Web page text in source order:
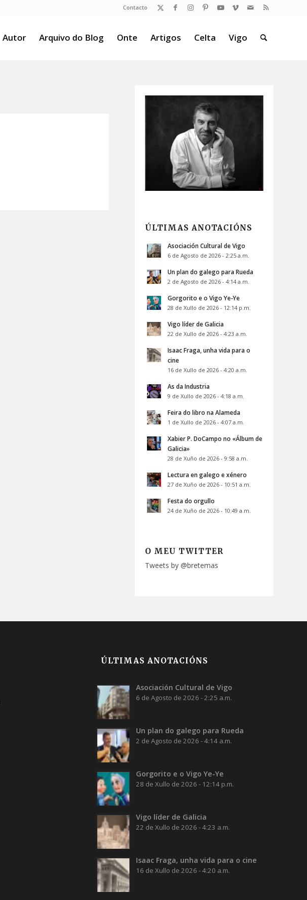
Contacto
Autor Arquivo do Blog Onte Artigos Celta Vigo
ÚLTIMAS ANOTACIÓNS
Asociación Cultural de Vigo
6 de Agosto de 2026 - 2:25 a.m.
Un plan do galego para Rueda
2 de Agosto de 2026 - 4:14 a.m.
Gorgorito e o Vigo Ye-Ye
28 de Xullo de 2026 - 12:14 p.m.
Vigo líder de Galicia
22 de Xullo de 2026 - 4:23 a.m.
Isaac Fraga, unha vida para o
cine
16 de Xullo de 2026 - 4:20 a.m.
As da Industria
9 de Xullo de 2026 - 4:18 a.m.
Feira do libro na Alameda
1 de Xullo de 2026 - 4:07 a.m.
Xabier P. DoCampo no «Álbum de
Galicia»
28 de Xuño de 2026 - 9:58 a.m.
Lectura en galego e xénero
27 de Xuño de 2026 - 10:51 a.m.
Festa do orgullo
24 de Xuño de 2026 - 10:49 a.m.
O MEU TWITTER
Tweets by @bretemas
ÚLTIMAS ANOTACIÓNS
Asociación Cultural de Vigo
6 de Agosto de 2026 - 2:25 a.m.
Un plan do galego para Rueda
2 de Agosto de 2026 - 4:14 a.m.
Gorgorito e o Vigo Ye-Ye
28 de Xullo de 2026 - 12:14 p.m.
Vigo líder de Galicia
22 de Xullo de 2026 - 4:23 a.m.
Isaac Fraga, unha vida para o cine
16 de Xullo de 2026 - 4:20 a.m.